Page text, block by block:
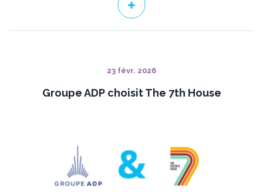
23 févr. 2026
Groupe ADP choisit The 7th House